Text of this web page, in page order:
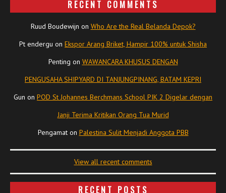
RECENT COMMENTS
Ruud Boudewijn on Who Are the Real Belanda Depok?
Pt endergu on Ekspor Arang Briket, Hampir 100% untuk Shisha
Penting on WAWANCARA KHUSUS DENGAN
PENGUSAHA SHIPYARD DI TANJUNGPINANG, BATAM KEPRI
Gun on POD St Johannes Berchmans School PIK 2 Digelar dengan
Janji Terima Kritikan Orang Tua Murid
Pengamaton Palestina Sulit Menjadi Anggota PBB
View all recent comments
RECENT POSTS